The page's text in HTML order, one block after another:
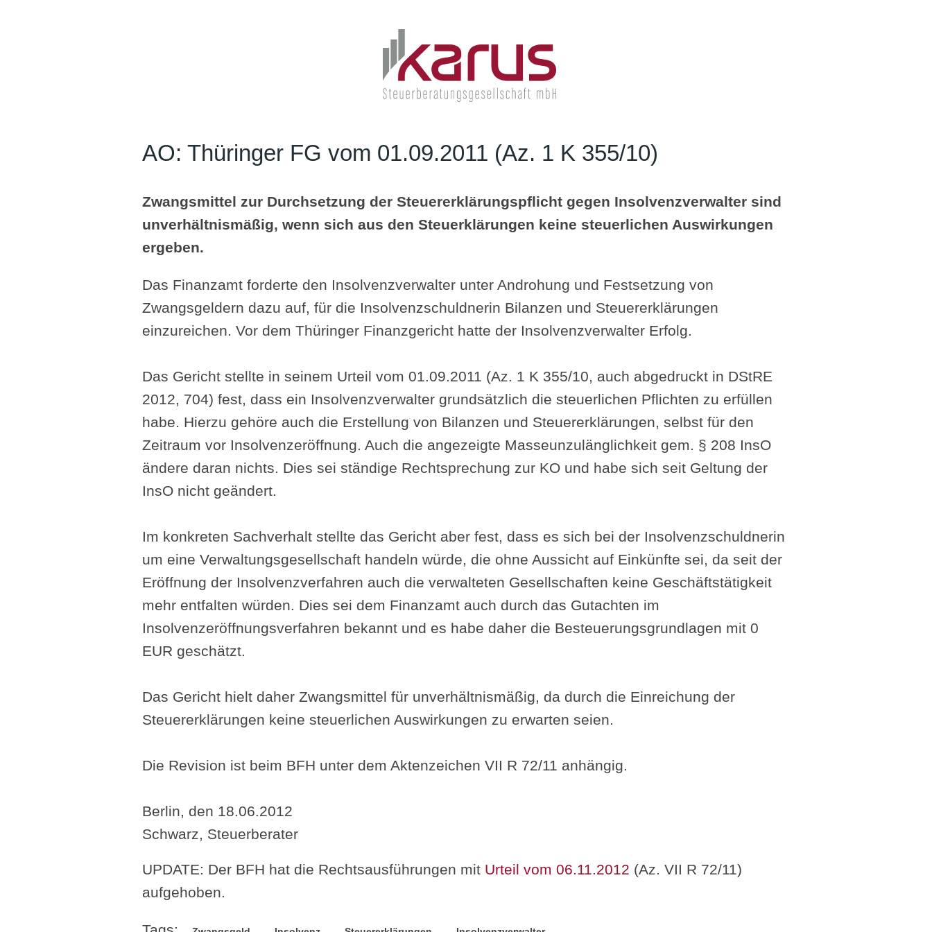
AO: Thüringer FG vom 01.09.2011 (Az. 1 K 355/10)
Zwangsmittel zur Durchsetzung der Steuererklärungspflicht gegen Insolvenzverwalter sind
unverhältnismäßig, wenn sich aus den Steuerklärungen keine steuerlichen Auswirkungen
ergeben.
Das Finanzamt forderte den Insolvenzverwalter unter Androhung und Festsetzung von
Zwangsgeldern dazu auf, für die Insolvenzschuldnerin Bilanzen und Steuererklärungen
einzureichen. Vor dem Thüringer Finanzgericht hatte der Insolvenzverwalter Erfolg.
Das Gericht stellte in seinem Urteil vom 01.09.2011 (Az. 1 K 355/10, auch abgedruckt in DStRE
2012, 704) fest, dass ein Insolvenzverwalter grundsätzlich die steuerlichen Pflichten zu erfüllen
habe. Hierzu gehöre auch die Erstellung von Bilanzen und Steuererklärungen, selbst für den
Zeitraum vor Insolvenzeröffnung. Auch die angezeigte Masseunzulänglichkeit gem. § 208 InsO
ändere daran nichts. Dies sei ständige Rechtsprechung zur KO und habe sich seit Geltung der
InsO nicht geändert.
Im konkreten Sachverhalt stellte das Gericht aber fest, dass es sich bei der Insolvenzschuldnerin
um eine Verwaltungsgesellschaft handeln würde, die ohne Aussicht auf Einkünfte sei, da seit der
Eröffnung der Insolvenzverfahren auch die verwalteten Gesellschaften keine Geschäftstätigkeit
mehr entfalten würden. Dies sei dem Finanzamt auch durch das Gutachten im
Insolvenzeröffnungsverfahren bekannt und es habe daher die Besteuerungsgrundlagen mit 0
EUR geschätzt.
Das Gericht hielt daher Zwangsmittel für unverhältnismäßig, da durch die Einreichung der
Steuererklärungen keine steuerlichen Auswirkungen zu erwarten seien.
Die Revision ist beim BFH unter dem Aktenzeichen VII R 72/11 anhängig.
Berlin, den 18.06.2012
Schwarz, Steuerberater
UPDATE: Der BFH hat die Rechtsausführungen mit Urteil vom 06.11.2012 (Az. VII R 72/11)
aufgehoben.